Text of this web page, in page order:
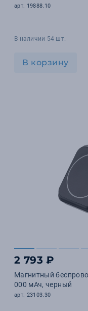
арт. 19888.10
В наличии 54 шт.
В корзину
2 793 ₽
Магнитный
000 мАч, черный
арт. 23103.30